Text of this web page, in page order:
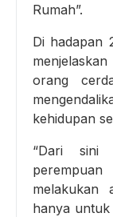
Rumah”.
Di hadapan
orang
kehidupan
“Dari sini
melakukan
hanya untuk